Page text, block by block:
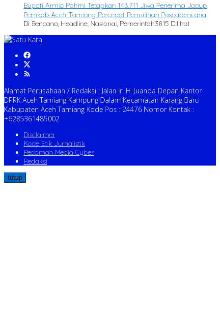
Bupati Armia Pahmi Tetapkan 143.711 Jiwa Penerima Jadup,
Pemkab Aceh Tamiang Percepat Pemulihan Pascabencana
Di Bencana, Headline, Nasional, Pemerintah3815 Dilihat
Alamat Perusahaan / Redaksi : Jalan Ir. H. Juanda Depan Kantor
DPRK Aceh Tamiang Kampung Dalam Kecamatan Karang Baru
Kabupaten Aceh Tamiang Kode Pos : 24476 Nomor Kontak :
+6285361485002
Disclaimer
Kode Etik Jurnalistik
Pedoman Media Cyber
Redaksi
tutup